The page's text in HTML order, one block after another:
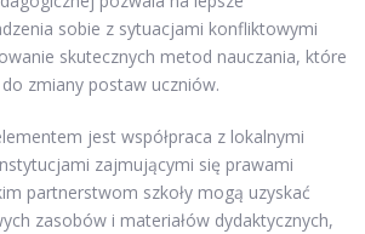
sobie z sytuacjami konfliktowymi
skutecznych metod nauczania, które
zmiany postaw uczniów.
jest współpraca z lokalnymi
zajmującymi się prawami
partnerstwom szkoły mogą uzyskać
zasobów i materiałów dydaktycznych,